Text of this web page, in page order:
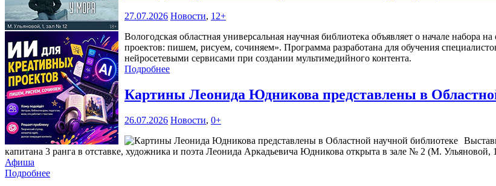
27.07.2026 Новости, 12+
Вологодская областная универсальная научная библиотека объявляет о начале
проектов: пишем, рисуем, сочиняем». Программа разработана для обучения
нейросетевыми сервисами при создании мультимедийного контента.
Подробнее
Картины Леонида Юдникова представлены в
26.07.2026 Новости, 0+
капитана 3 ранга в отставке, художника и поэта Леонида Аркадьевича Юдникова открыта в зале № 2 (М. Ульяновой,
Афиша
Подробнее